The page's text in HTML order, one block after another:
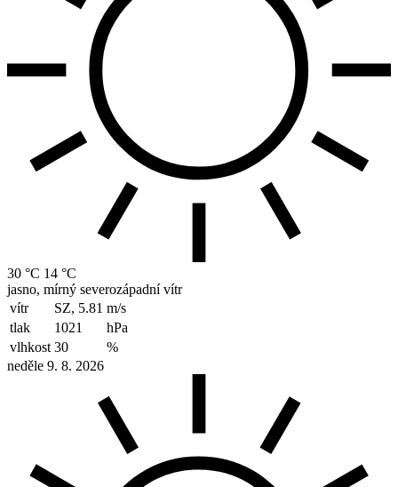
30 °C 14 °C
jasno, mírný severozápadní vítr
vítr
SZ, 5.81 m/s
tlak
1021
hPa
vlhkost 30
%
neděle 9. 8. 2026